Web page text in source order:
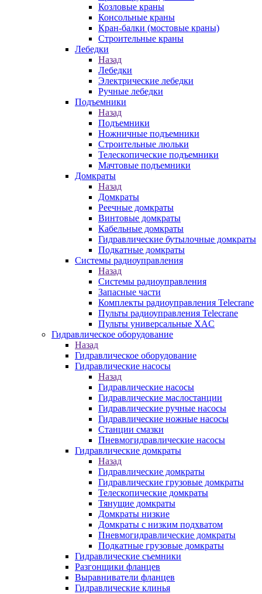
Козловые краны
Консольные краны
Кран-балки (мостовые краны)
Строительные краны
Лебедки
Назад
Лебедки
Электрические лебедки
Ручные лебедки
Подъемники
Назад
Подъемники
Ножничные подъемники
Строительные люльки
Телескопические подъемники
Мачтовые подъемники
Домкраты
Назад
Домкраты
Реечные домкраты
Винтовые домкраты
Кабельные домкраты
Гидравлические бутылочные домкраты
Подкатные домкраты
Системы радиоуправления
Назад
Системы радиоуправления
Запасные части
Комплекты радиоуправления Telecrane
Пульты радиоуправления Telecrane
Пульты универсальные XAC
Гидравлическое оборудование
Назад
Гидравлическое оборудование
Гидравлические насосы
Назад
Гидравлические насосы
Гидравлические маслостанции
Гидравлические ручные насосы
Гидравлические ножные насосы
Станции смазки
Пневмогидравлические насосы
Гидравлические домкраты
Назад
Гидравлические домкраты
Гидравлические грузовые домкраты
Телескопические домкраты
Тянущие домкраты
Домкраты низкие
Домкраты с низким подхватом
Пневмогидравлические домкраты
Подкатные грузовые домкраты
Гидравлические съемники
Разгонщики фланцев
Выравниватели фланцев
Гидравлические клинья